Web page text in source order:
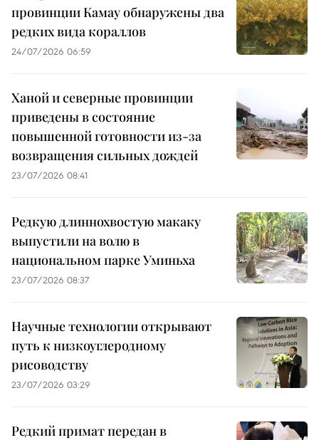
провинции Камау обнаружены два
редких вида кораллов
24/07/2026 06:59
Ханой и северные провинции
приведены в состояние
повышенной готовности из-за
возвращения сильных дождей
23/07/2026 08:41
Редкую длиннохвостую макаку
выпустили на волю в
национальном парке Уминьха
23/07/2026 08:37
Научные технологии открывают
путь к низкоуглеродному
рисоводству
23/07/2026 03:29
Редкий примат передан в